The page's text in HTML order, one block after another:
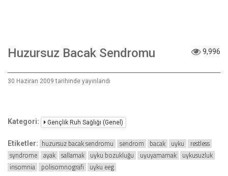
Huzursuz Bacak Sendromu 9,996
30 Haziran 2009 tarihinde yayınlandı
Kategori: Gençlik Ruh Sağlığı (Genel)
Etiketler: huzursuz bacak sendromu sendrom bacak uyku
restless
syndrome
ayak sallamak uyku bozukluğu uyuyamamak
uykusuzluk
insomnia
polisomnografi uyku eeg